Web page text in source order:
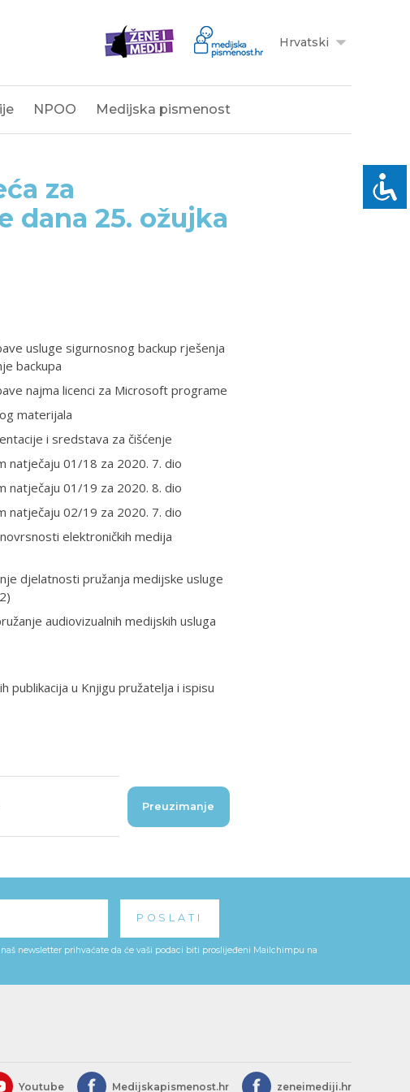
Hrvatski
NPOO Medijska pismenost
za
dana 25. ožujka
usluge sigurnosnog backup rješenja
backupa
najma licenci za Microsoft programe
materijala
i sredstava za čišćenje
natječaju 01/18 za 2020. 7. dio
natječaju 01/19 za 2020. 8. dio
natječaju 02/19 za 2020. 7. dio
elektroničkih medija
djelatnosti pružanja medijske usluge
audiovizualnih medijskih usluga
publikacija u Knjigu pružatelja i ispisu
Preuzimanje
newsletter prihvaćate da će vaši podaci biti proslijeđeni Mailchimpu na
Youtube Medijskapismenost.hr zeneimediji.hr